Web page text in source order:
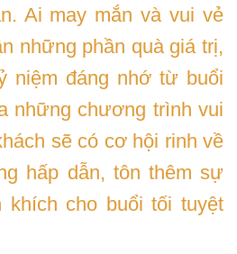
Ai may mắn và vui vẻ
những phần quà giá trị,
niệm đáng nhớ từ buổi
những chương trình vui
sẽ có cơ hội rinh về
hấp dẫn, tôn thêm sự
khích cho buổi tối tuyệt